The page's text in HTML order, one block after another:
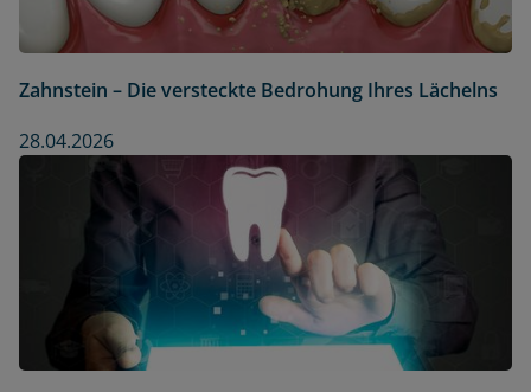
Zahnstein – Die versteckte Bedrohung Ihres Lächelns
28.04.2026